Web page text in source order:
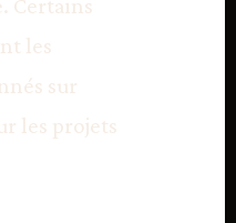
Certains
les
sur
les projets